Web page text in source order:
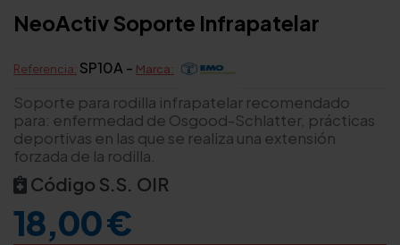
NeoActiv Soporte Infrapatelar
Referencia: SP10A - Marca:
Soporte para rodilla infrapatelar recomendado
para: enfermedad de Osgood-Schlatter, prácticas
deportivas en las que se realiza una extensión
forzada de la rodilla.
Código S.S. OIR
18,00 €